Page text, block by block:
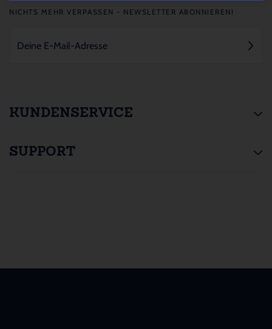
KUNDENSERVICE
SUPPORT
NICHTS MEHR VERPASSEN - NEWSLETTER ABONNIEREN!